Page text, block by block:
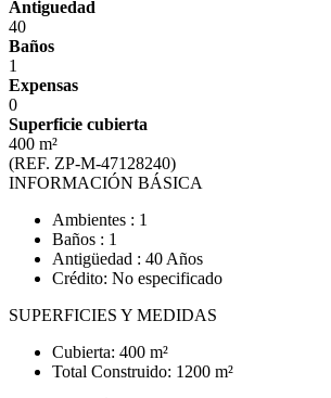
Antiguedad
40
Baños
1
Expensas
0
Superficie cubierta
400 m²
(REF. ZP-M-47128240)
INFORMACIÓN BÁSICA
Ambientes : 1
Baños : 1
Antigüedad : 40 Años
Crédito: No especificado
SUPERFICIES Y MEDIDAS
Cubierta: 400 m²
Total Construido: 1200 m²